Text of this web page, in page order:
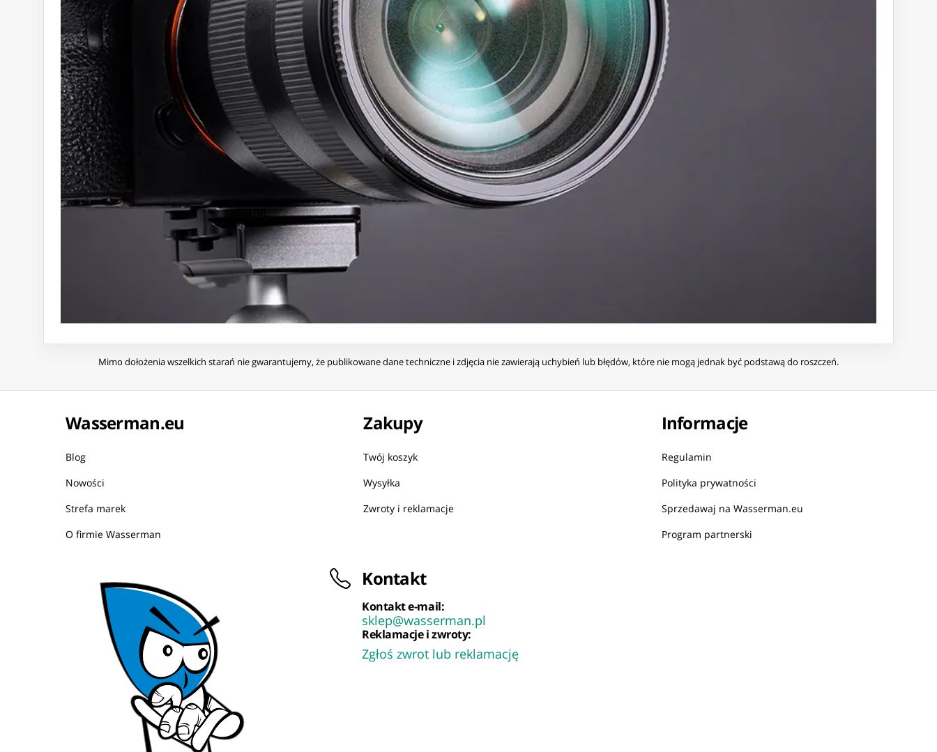
Mimo dołożenia wszelkich starań nie gwarantujemy, że publikowane dane techniczne i zdjęcia nie zawierają uchybień lub błędów, które nie mogą jednak być podstawą do roszczeń.
Wasserman.eu
Blog
Nowości
Strefa marek
O firmie Wasserman
Zakupy
Twój koszyk
Wysyłka
Zwroty i reklamacje
Informacje
Regulamin
Polityka prywatności
Sprzedawaj na Wasserman.eu
Program partnerski
Kontakt
Kontakt e-mail:
sklep@wasserman.pl
Reklamacje i zwroty:
Zgłoś zwrot lub reklamację